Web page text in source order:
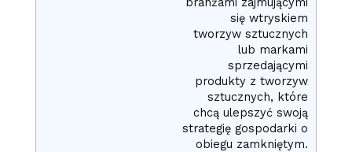
się wtryskiem
tworzyw sztucznych
lub markami
sprzedającymi
produkty z tworzyw
sztucznych, które
chcą ulepszyć swoją
strategię gospodarki o
obiegu zamkniętym.